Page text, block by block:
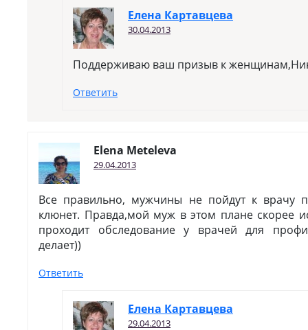
Елена Картавцева
30.04.2013
Поддерживаю ваш призыв к
Ответить
Elena Meteleva
29.04.2013
Все правильно, мужчины не пойдут к врачу
клюнет. Правда,мой муж в этом плане скорее
проходит обследование у врачей для
делает))
Ответить
Елена Картавцева
29.04.2013